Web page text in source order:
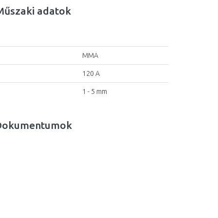
adatok
MMA
120 A
1 - 5 mm